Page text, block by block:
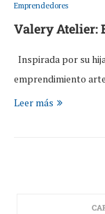
Emprendedores
Valery Atelier:
Inspirada por su
emprendimiento
Leer más